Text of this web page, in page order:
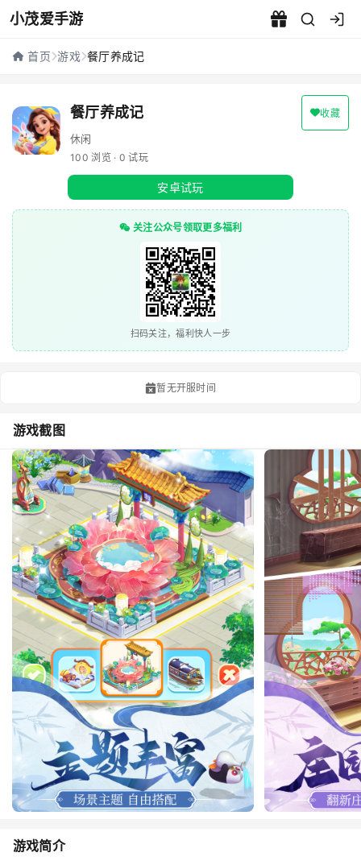
小茂爱手游
餐厅养成记 - 小茂爱手游
首页 游戏 餐厅养成记
餐厅养成记 收藏
休闲
100 浏览 · 0 试玩
安卓试玩
关注公众号领取更多福利
扫码关注，福利快人一步
暂无开服时间
游戏截图
游戏简介